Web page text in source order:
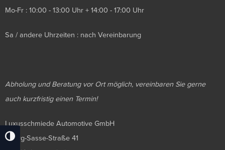
Umschalten Auf Hohe Kontraste
Mo-Fr : 10:00 - 13:00 Uhr + 14:00 - 17:00 Uhr
Sa / andere Uhrzeiten : nach Vereinbarung
Abholung und Beratung vor Ort möglich, vereinbaren Sie gerne
auch kurzfristig einen Termin!
Luxusschmiede Automotive GmbH
Georg-Sasse-Straße 41